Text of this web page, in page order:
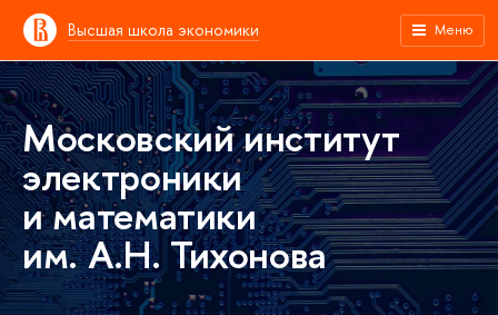
Высшая школа экономики Меню
Московский институт
электроники
и математики
им. А.Н. Тихонова